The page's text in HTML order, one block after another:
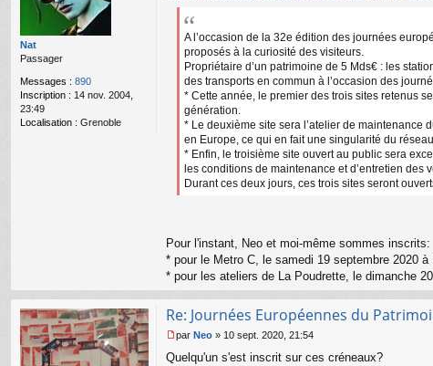
Nat
Passager
Messages : 890
Inscription : 14 nov. 2004,
23:49
Localisation : Grenoble
A l’occasion de la 32e édition des journées
proposés à la curiosité des visiteurs.
Propriétaire d’un patrimoine de 5 Mds€ : les
des transports en commun à l’occasion des
* Cette année, le premier des trois sites retenus
génération.
* Le deuxième site sera l’atelier de maintenance
en Europe, ce qui en fait une singularité du
* Enfin, le troisième site ouvert au public sera
les conditions de maintenance et d’entretien
Durant ces deux jours, ces trois sites seront
Pour l'instant, Neo et moi-même sommes inscrits:
* pour le Metro C, le samedi 19 septembre 2020 à
* pour les ateliers de La Poudrette, le dimanche
Re: Journées Européennes du
e
par Neo » 10 sept. 2020, 21:54
Quelqu'un s'est inscrit sur ces créneaux?